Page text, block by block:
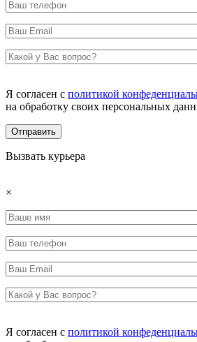
Я согласен с политикой
на обработку своих персональных
Вызвать курьера
×
Я согласен с политикой